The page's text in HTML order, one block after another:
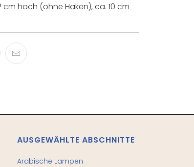
cm hoch (ohne Haken), ca. 10 cm
AUSGEWÄHLTE ABSCHNITTE
Arabische Lampen